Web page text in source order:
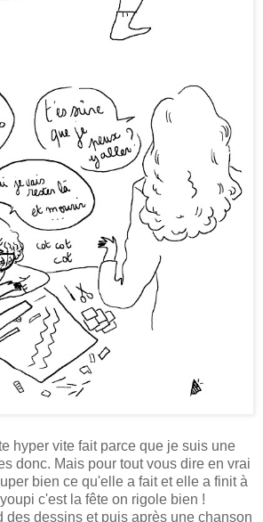
hyper vite fait parce que je suis une
donc. Mais pour tout vous dire en vrai
bien ce qu'elle a fait et elle a finit à
c'est la fête on rigole bien !
des dessins et puis après une chanson